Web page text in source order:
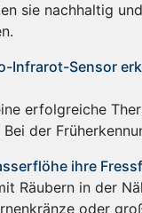
sie nachhaltig
Infrarot-Sensor
erfolgreiche
der
ihre
Räubern in der
oder